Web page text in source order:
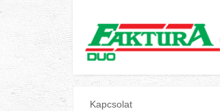
Kapcsolat